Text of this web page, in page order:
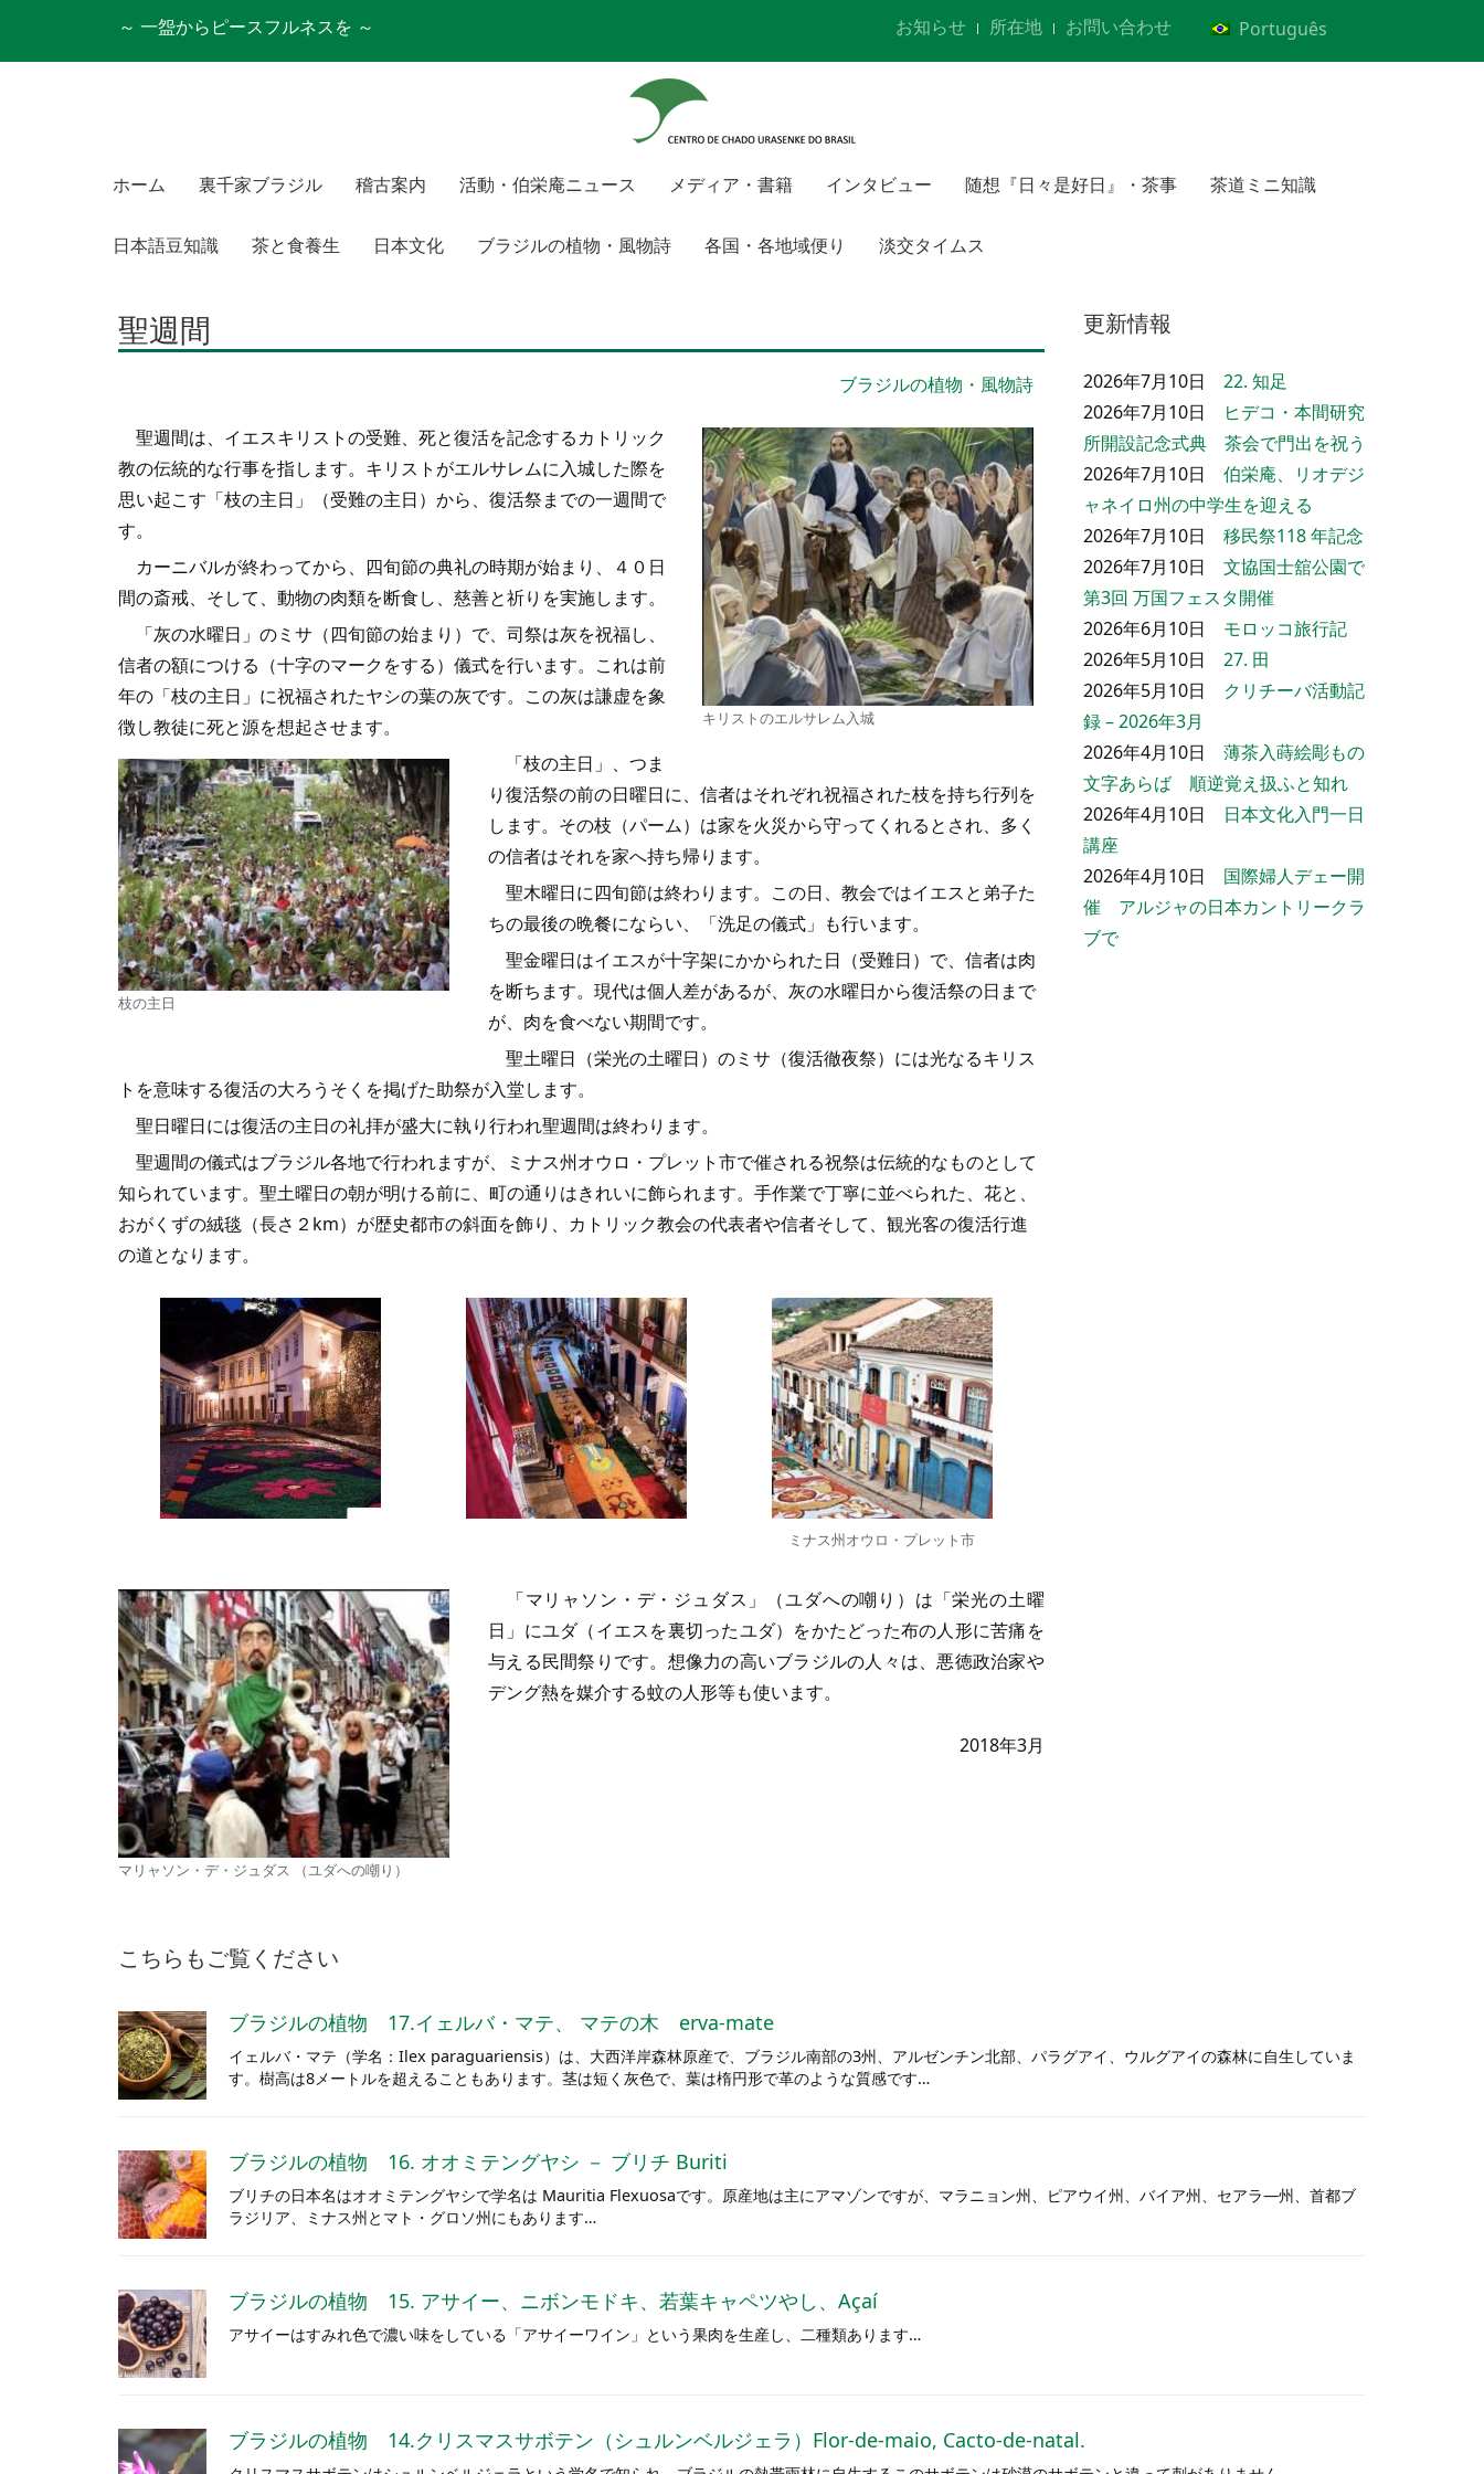
～ 一盌からピースフルネスを ～ お知らせ 所在地 お問い合わせ Português
ホーム 裏千家ブラジル 稽古案内 活動・伯栄庵ニュース メディア・書籍 インタビュー 随想『日々是好日』・茶事 茶道ミニ知識
日本語豆知識 茶と食養生 日本文化 ブラジルの植物・風物詩 各国・各地域便り 淡交タイムス
聖週間
ブラジルの植物・風物詩
キリストのエルサレム入城
聖週間は、イエスキリストの受難、死と復活を記念するカトリック
教の伝統的な行事を指します。キリストがエルサレムに入城した際を
思い起こす「枝の主日」（受難の主日）から、復活祭までの一週間で
す。
カーニバルが終わってから、四旬節の典礼の時期が始まり、４０日
間の斎戒、そして、動物の肉類を断食し、慈善と祈りを実施します。
「灰の水曜日」のミサ（四旬節の始まり）で、司祭は灰を祝福し、
信者の額につける（十字のマークをする）儀式を行います。これは前
年の「枝の主日」に祝福されたヤシの葉の灰です。この灰は謙虚を象
徴し教徒に死と源を想起させます。
枝の主日
「枝の主日」、つま
り復活祭の前の日曜日に、信者はそれぞれ祝福された枝を持ち行列を
します。その枝（パーム）は家を火災から守ってくれるとされ、多く
の信者はそれを家へ持ち帰ります。
聖木曜日に四旬節は終わります。この日、教会ではイエスと弟子た
ちの最後の晩餐にならい、「洗足の儀式」も行います。
聖金曜日はイエスが十字架にかかられた日（受難日）で、信者は肉
を断ちます。現代は個人差があるが、灰の水曜日から復活祭の日まで
が、肉を食べない期間です。
聖土曜日（栄光の土曜日）のミサ（復活徹夜祭）には光なるキリス
トを意味する復活の大ろうそくを掲げた助祭が入堂します。
聖日曜日には復活の主日の礼拝が盛大に執り行われ聖週間は終わります。
聖週間の儀式はブラジル各地で行われますが、ミナス州オウロ・プレット市で催される祝祭は伝統的なものとして
知られています。聖土曜日の朝が明ける前に、町の通りはきれいに飾られます。手作業で丁寧に並べられた、花と、
おがくずの絨毯（長さ２km）が歴史都市の斜面を飾り、カトリック教会の代表者や信者そして、観光客の復活行進
の道となります。
ミナス州オウロ・プレット市
マリャソン・デ・ジュダス （ユダへの嘲り）
「マリャソン・デ・ジュダス」（ユダへの嘲り）は「栄光の土曜
日」にユダ（イエスを裏切ったユダ）をかたどった布の人形に苦痛を
与える民間祭りです。想像力の高いブラジルの人々は、悪徳政治家や
デング熱を媒介する蚊の人形等も使います。
2018年3月
更新情報
2026年7月10日 22. 知足
2026年7月10日
ヒデコ・本間研究
所開設記念式典 茶会で門出を祝う
2026年7月10日 伯栄庵、リオデジ
ャネイロ州の中学生を迎える
2026年7月10日 移民祭118 年記念
2026年7月10日 文協国士舘公園で
第3回 万国フェスタ開催
2026年6月10日 モロッコ旅行記
2026年5月10日 27. 田
2026年5月10日
クリチーバ活動記
録 – 2026年3月
2026年4月10日 薄茶入蒔絵彫もの
文字あらば 順逆覚え扱ふと知れ
2026年4月10日
日本文化入門一日
講座
2026年4月10日 国際婦人デェー開
催 アルジャの日本カントリークラ
ブで
こちらもご覧ください
ブラジルの植物 17.イェルバ・マテ、 マテの木 erva-mate
イェルバ・マテ（学名：Ilex paraguariensis）は、大西洋岸森林原産で、ブラジル南部の3州、アルゼンチン北部、パラグアイ、ウルグアイの森林に自生していま
す。樹高は8メートルを超えることもあります。茎は短く灰色で、葉は楕円形で革のような質感です…
ブラジルの植物 16. オオミテングヤシ － ブリチ Buriti
ブリチの日本名はオオミテングヤシで学名は Mauritia Flexuosaです。原産地は主にアマゾンですが、マラニョン州、ピアウイ州、バイア州、セアラ―州、首都ブ
ラジリア、ミナス州とマト・グロソ州にもあります…
ブラジルの植物 15. アサイー、ニボンモドキ、若葉キャペツやし、Açaí
アサイーはすみれ色で濃い味をしている「アサイーワイン」という果肉を生産し、二種類あります…
ブラジルの植物 14.クリスマスサボテン（シュルンベルジェラ）Flor-de-maio, Cacto-de-natal.